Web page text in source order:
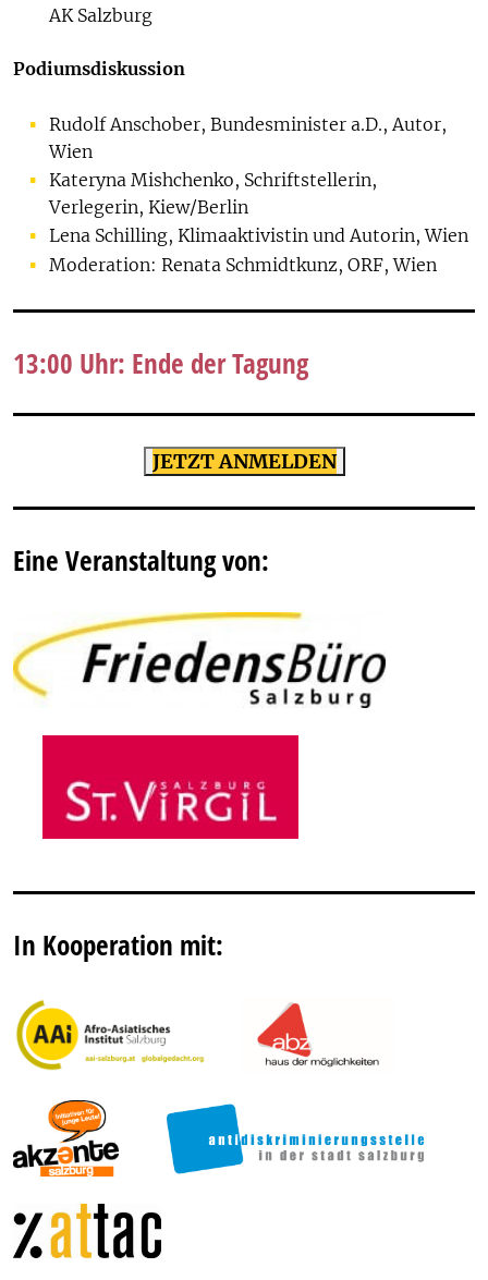
AK Salzburg
Podiumsdiskussion
Rudolf Anschober, Bundesminister a.D., Autor,
Wien
Kateryna Mishchenko, Schriftstellerin,
Verlegerin, Kiew/Berlin
Lena Schilling, Klimaaktivistin und Autorin, Wien
Moderation: Renata Schmidtkunz, ORF, Wien
13:00 Uhr: Ende der Tagung
JETZT ANMELDEN
Eine Veranstaltung von:
In Kooperation mit: